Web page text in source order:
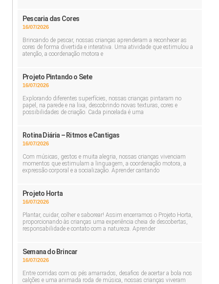
Pescaria das Cores
16/07/2026
Brincando de pescar, nossas crianças aprenderam a reconhecer as
cores de forma divertida e interativa. Uma atividade que estimulou a
atenção, a coordenação motora e
Projeto Pintando o Sete
16/07/2026
Explorando diferentes superfícies, nossas crianças pintaram no
papel, na parede e na lixa, descobrindo novas texturas, cores e
possibilidades de criação. Cada pincelada é uma
Rotina Diária – Ritmos e Cantigas
16/07/2026
Com músicas, gestos e muita alegria, nossas crianças vivenciam
momentos que estimulam a linguagem, a coordenação motora, a
expressão corporal e a socialização. Aprender cantando
Projeto Horta
16/07/2026
Plantar, cuidar, colher e saborear! Assim encerramos o Projeto Horta,
proporcionando às crianças uma experiência cheia de descobertas,
responsabilidade e contato com a natureza. Aprender
Semana do Brincar
16/07/2026
Entre corridas com os pés amarrados, desafios de acertar a bola nos
calções e uma animada roda de música, nossas crianças viveram